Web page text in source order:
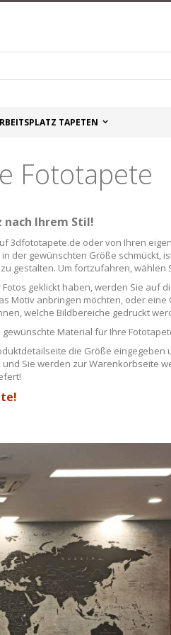
TAPETEN
Fototapete
nach Ihrem Stil!
3dfototapete.de oder von Ihren
der gewünschten Größe
gestalten. Um fortzufahren,
geklickt haben, werden Sie
Motiv anbringen möchten, oder
welche Bildbereiche gedruckt
Material für Ihre
die Größe
Sie werden zur Warenkorbseite